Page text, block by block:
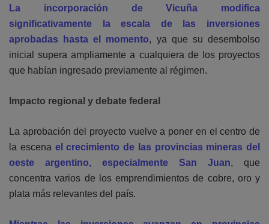
La incorporación de Vicuña modifica
significativamente la escala de las inversiones
aprobadas hasta el momento, ya que su desembolso
inicial supera ampliamente a cualquiera de los proyectos
que habían ingresado previamente al régimen.
Impacto regional y debate federal
La aprobación del proyecto vuelve a poner en el centro de
la escena el crecimiento de las provincias mineras del
oeste argentino, especialmente San Juan, que
concentra varios de los emprendimientos de cobre, oro y
plata más relevantes del país.